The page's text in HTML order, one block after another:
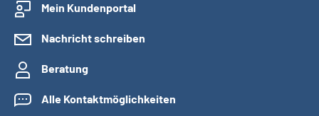
Mein Kundenportal
Nachricht schreiben
Beratung
Alle Kontaktmöglichkeiten